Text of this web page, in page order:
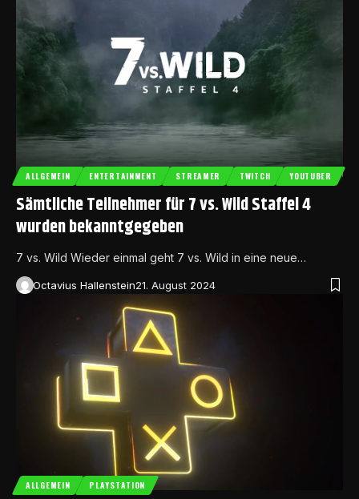
ALLGEMEIN ENTERTAINMENT STREAMER TWITCH YOUTUBER
Sämtliche Teilnehmer für 7 vs. Wild Staffel 4
wurden bekanntgegeben
7 vs. Wild Wieder einmal geht 7 vs. Wild in eine neue…
Octavius Hallenstein21. August 2024
ALLGEMEIN PLAYSTATION